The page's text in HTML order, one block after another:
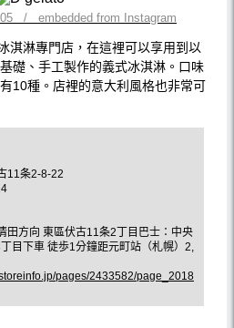
/ embedded from Instagram
淇淋專門店，在這裡可以享用到以
礎、手工製作的義式冰淇淋。口味
10種。店裡的意大利風格也非常可
11条2-8-22
田方向 東區伏古11条2丁目巴士：中央
目下車 徒歩1分鐘距元町站（札幌）2,
pages/2433582/page_2018